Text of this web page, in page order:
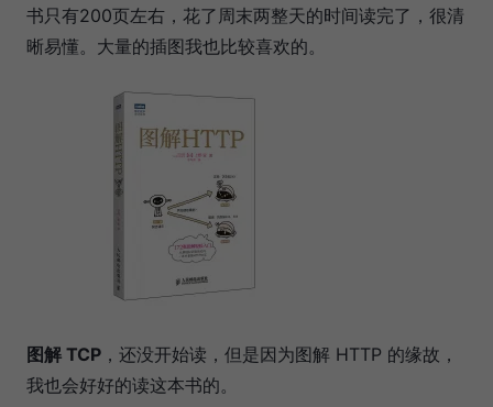
书只有200页左右，花了周末两整天的时间读完了，很清
晰易懂。大量的插图我也比较喜欢的。
图解 TCP ，还没开始读，但是因为图解 HTTP 的缘故，
我也会好好的读这本书的。